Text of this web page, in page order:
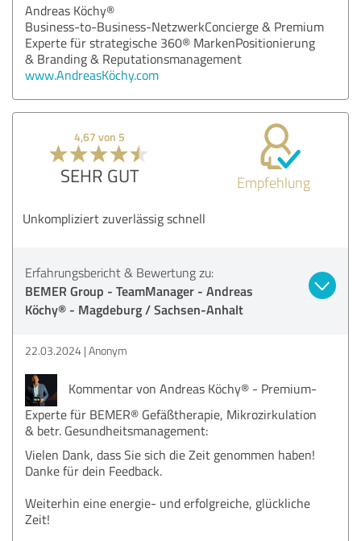
Andreas Köchy®
Business-to-Business-NetzwerkConcierge & Premium
Experte für strategische 360® MarkenPositionierung
& Branding & Reputationsmanagement
www.AndreasKöchy.com
4,67 von 5
SEHR GUT Empfehlung
Unkompliziert zuverlässig schnell
Erfahrungsbericht & Bewertung zu:
BEMER Group - TeamManager - Andreas
Köchy® - Magdeburg / Sachsen-Anhalt
22.03.2024 Anonym
Kommentar von Andreas Köchy® - Premium-
Experte für BEMER® Gefäßtherapie, Mikrozirkulation
& betr. Gesundheitsmanagement:
Vielen Dank, dass Sie sich die Zeit genommen haben!
Danke für dein Feedback.
Weiterhin eine energie- und erfolgreiche, glückliche
Zeit!